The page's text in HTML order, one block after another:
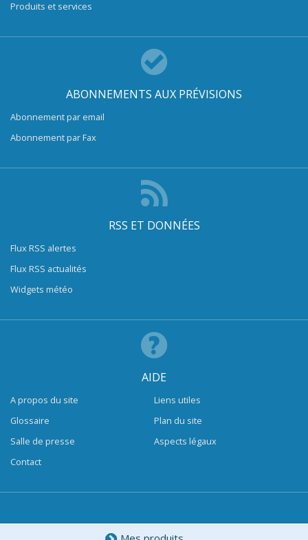
Produits et services
ABONNEMENTS AUX PRÉVISIONS
Abonnement par email
Abonnement par Fax
RSS ET DONNÉES
Flux RSS alertes
Flux RSS actualités
Widgets météo
AIDE
A propos du site
Glossaire
Salle de presse
Contact
Liens utiles
Plan du site
Aspects légaux